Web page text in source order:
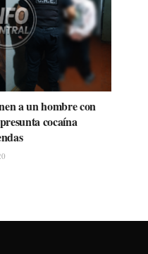
a un hombre con
cocaína